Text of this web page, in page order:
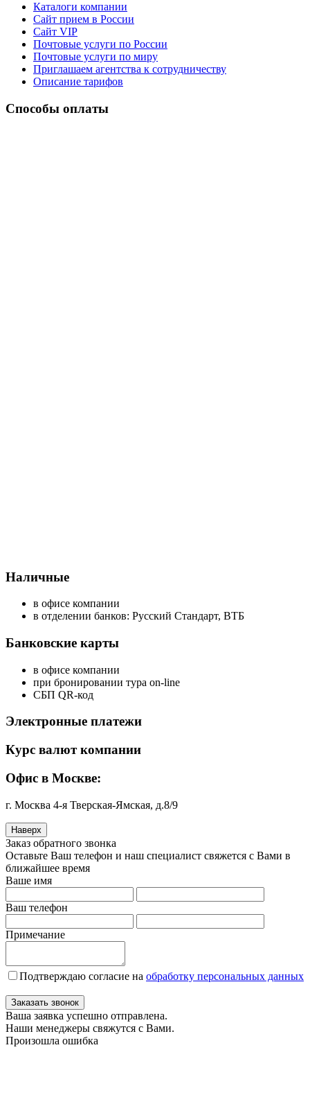
Каталоги компании
Сайт прием в России
Сайт VIP
Почтовые услуги по России
Почтовые услуги по миру
Приглашаем агентства к сотрудничеству
Описание тарифов
Способы оплаты
Наличные
в офисе компании
в отделении банков: Русский Стандарт, ВТБ
Банковские карты
в офисе компании
при бронировании тура on-line
СБП QR-код
Электронные платежи
Курс валют компании
Офис в Москве:
г. Москва 4-я Тверская-Ямская, д.8/9
Наверх
Заказ обратного звонка
Оставьте Ваш телефон и наш специалист свяжется с Вами в
ближайшее время
Ваше имя
Ваш телефон
Примечание
Подтверждаю согласие на обработку персональных данных
Заказать звонок
Ваша заявка успешно отправлена.
Наши менеджеры свяжутся с Вами.
Произошла ошибка